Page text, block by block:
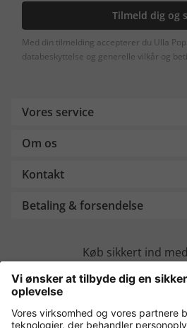
Tilmeld dig og
Med din tilmelding accepterer du Ulla
databeskyttelse og generelle vilkår og
Vores service
Om os
Kontakt
Betaling & forsendelse
Køb sikkert ind med
Flere webshops